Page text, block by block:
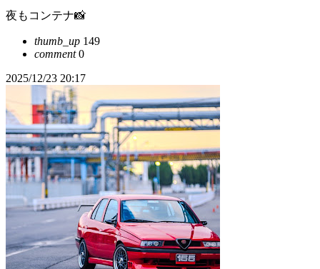
夜もコンテナ📸
thumb_up 149
comment0
2025/12/23 20:17